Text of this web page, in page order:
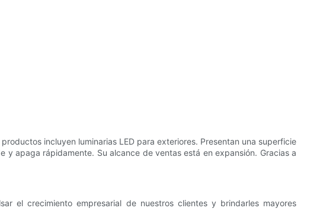
incluyen luminarias LED para exteriores. Presentan una superficie
apaga rápidamente. Su alcance de ventas está en expansión. Gracias a
el crecimiento empresarial de nuestros clientes y brindarles mayores